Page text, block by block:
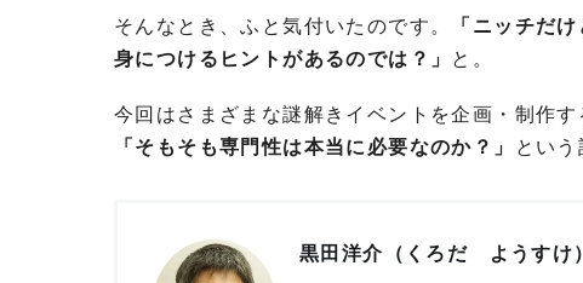
そんなとき、ふと気付いたのです。
「ニッチだ
身につけるヒントがあるのでは？」 と。
今回はさまざまな謎解きイベントを企画・制作
「そもそも専門性は本当に必要なのか？」
という
黒田洋介（くろだ ようすけ